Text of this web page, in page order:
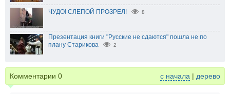
ЧУДО! СЛЕПОЙ ПРОЗРЕЛ! 8
Презентация книги "Русские не сдаются" пошла не по
плану Старикова
2
Комментарии 0 с начала | дерево